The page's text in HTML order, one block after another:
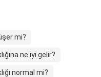
mi?
ne iyi gelir?
normal mi?